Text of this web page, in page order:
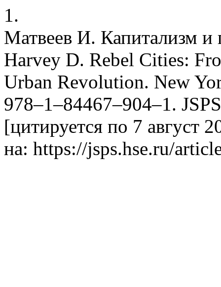
1.
Матвеев И. Капитализм и
Harvey D. Rebel Cities:
Urban Revolution. New
978–1–84467–904–1.
[цитируется по 7 август
на: https://jsps.hse.ru/